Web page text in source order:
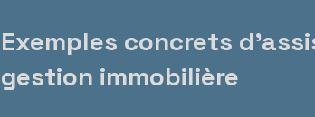
Exemples concrets
gestion immobilière